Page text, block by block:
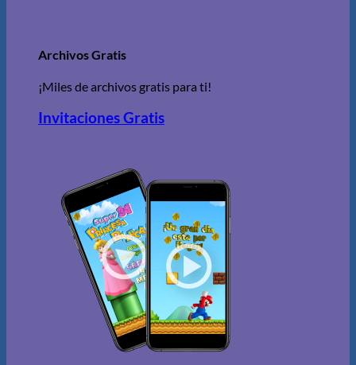
Archivos Gratis
¡Miles de archivos gratis para ti!
Invitaciones Gratis